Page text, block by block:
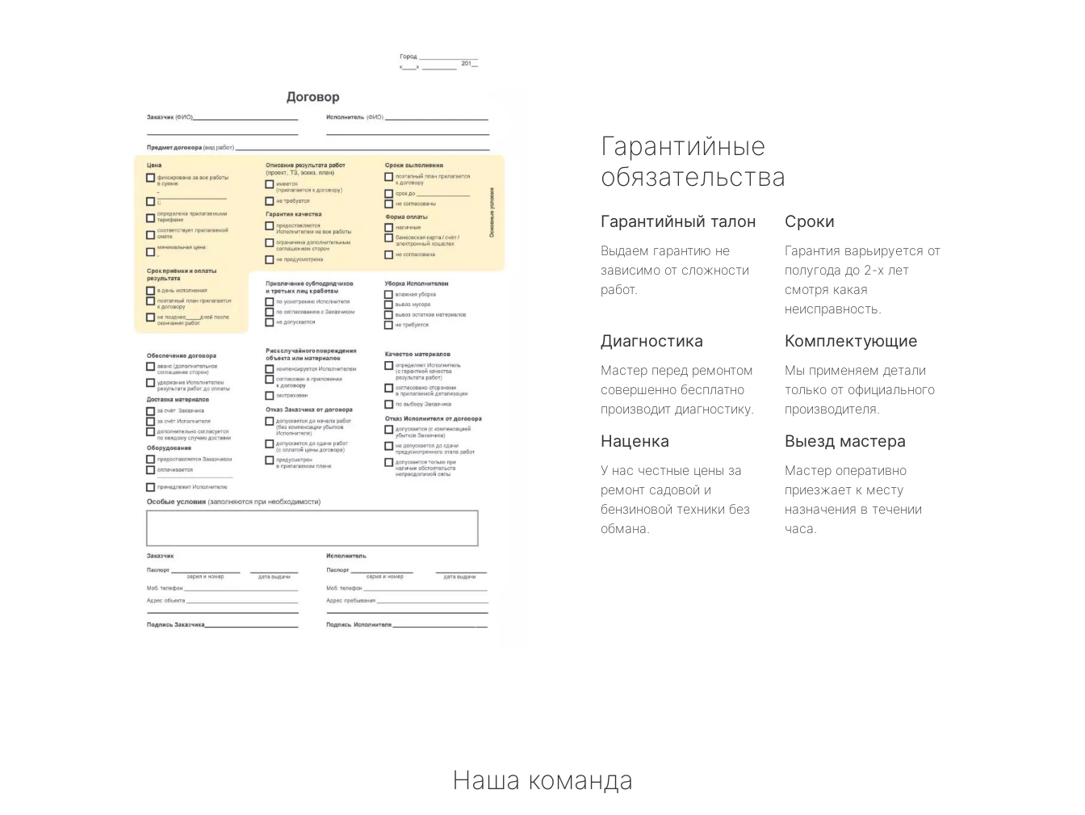
Гарантийные
обязательства
Гарантийный талон
Выдаем гарантию не
зависимо от сложности
работ.
Сроки
Гарантия варьируется от
полугода до 2-х лет
смотря какая
неисправность.
Диагностика
Мастер перед ремонтом
совершенно бесплатно
производит диагностику.
Комплектующие
Мы применяем детали
только от официального
производителя.
Наценка
У нас честные цены за
ремонт садовой и
бензиновой техники без
обмана.
Выезд мастера
Мастер оперативно
приезжает к месту
назначения в течении
часа.
Наша команда